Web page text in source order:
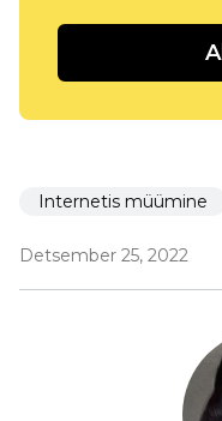
Internetis müümine
Detsember 25, 2022